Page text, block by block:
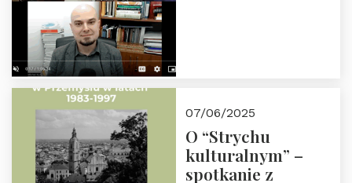
07/06/2025
O “Strychu
kulturalnym” –
spotkanie z